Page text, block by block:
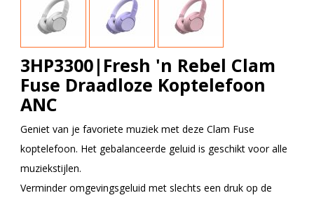
3HP3300|Fresh 'n Rebel Clam
Fuse Draadloze Koptelefoon
ANC
Geniet van je favoriete muziek met deze Clam Fuse
koptelefoon. Het gebalanceerde geluid is geschikt voor alle
muziekstijlen.
Verminder omgevingsgeluid met slechts een druk op de